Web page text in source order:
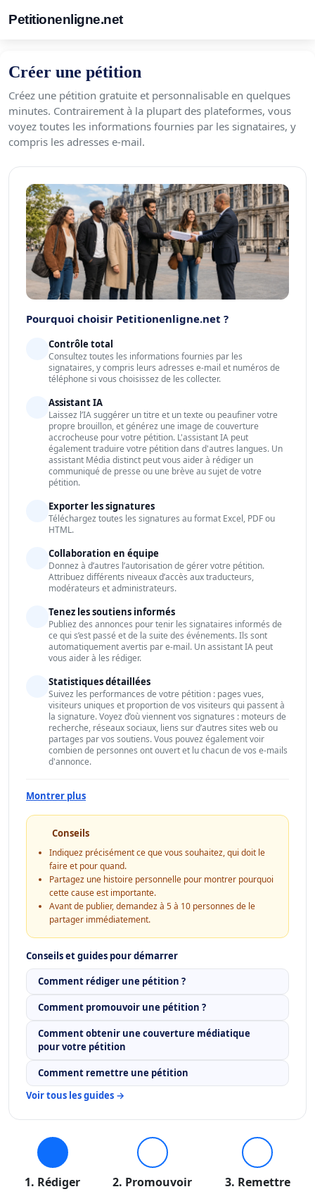
Petitionenligne.net
Créer une pétition
Créez une pétition gratuite et personnalisable en quelques
minutes. Contrairement à la plupart des plateformes, vous
voyez toutes les informations fournies par les signataires, y
compris les adresses e-mail.
1. Rédiger 2. Promouvoir 3. Remettre
Pourquoi choisir Petitionenligne.net ?
Contrôle total
Consultez toutes les informations fournies par les
signataires, y compris leurs adresses e-mail et numéros de
téléphone si vous choisissez de les collecter.
Assistant IA
Laissez l’IA suggérer un titre et un texte ou peaufiner votre
propre brouillon, et générez une image de couverture
accrocheuse pour votre pétition. L'assistant IA peut
également traduire votre pétition dans d'autres langues. Un
assistant Média distinct peut vous aider à rédiger un
communiqué de presse ou une brève au sujet de votre
pétition.
Exporter les signatures
Téléchargez toutes les signatures au format Excel, PDF ou
HTML.
Collaboration en équipe
Donnez à d’autres l’autorisation de gérer votre pétition.
Attribuez différents niveaux d’accès aux traducteurs,
modérateurs et administrateurs.
Tenez les soutiens informés
Publiez des annonces pour tenir les signataires informés de
ce qui s’est passé et de la suite des événements. Ils sont
automatiquement avertis par e-mail. Un assistant IA peut
vous aider à les rédiger.
Statistiques détaillées
Suivez les performances de votre pétition : pages vues,
visiteurs uniques et proportion de vos visiteurs qui passent à
la signature. Voyez d’où viennent vos signatures : moteurs de
recherche, réseaux sociaux, liens sur d’autres sites web ou
partages par vos soutiens. Vous pouvez également voir
combien de personnes ont ouvert et lu chacun de vos e-mails
d'annonce.
Montrer plus
Conseils
Indiquez précisément ce que vous souhaitez, qui doit le
faire et pour quand.
Partagez une histoire personnelle pour montrer pourquoi
cette cause est importante.
Avant de publier, demandez à 5 à 10 personnes de le
partager immédiatement.
Conseils et guides pour démarrer
Comment rédiger une pétition ?
Comment promouvoir une pétition ?
Comment obtenir une couverture médiatique
pour votre pétition
Comment remettre une pétition
Voir tous les guides →